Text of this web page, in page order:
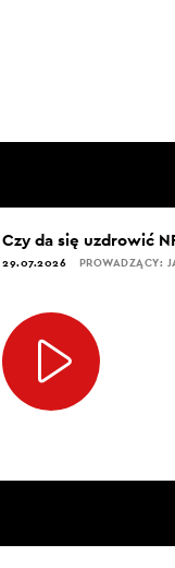
Czy da się uzdrowić
29.07.2026 PROWADZĄCY: